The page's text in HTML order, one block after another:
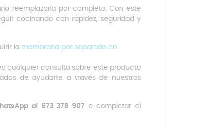
reemplazarla por completo. Con este
cocinando con rapidez, seguridad y
la membrana por separado en
cualquier consulta sobre este producto
de ayudarte a través de nuestros
al 673 378 907 o completar el